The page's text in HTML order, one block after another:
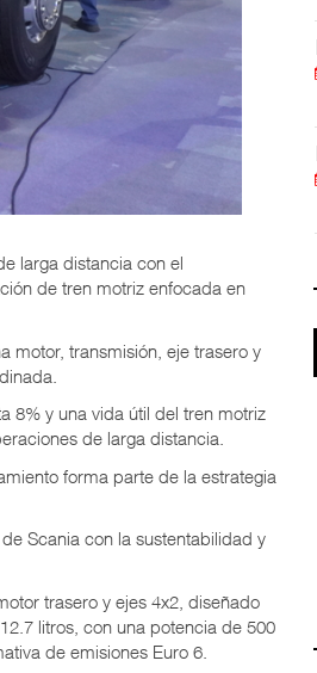
larga distancia con el
de tren motriz enfocada en
motor, transmisión, eje trasero y
8% y una vida útil del tren motriz
de larga distancia.
forma parte de la estrategia
Scania con la sustentabilidad y
trasero y ejes 4x2, diseñado
litros, con una potencia de 500
de emisiones Euro 6.
predictivo al au
mujer dirigirá IATA tras o